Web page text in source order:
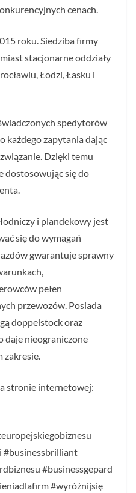
cenach.
roku. Siedziba firmy
stacjonarne oddziały
Łodzi, Łasku i
spedytorów
każdego zapytania dając
Dzięki temu
dostosowując się do
i plandekowy jest
się do wymagań
gwarantuje sprawny
pełen
przewozów. Posiada
doppelstock oraz
daje nieograniczone
zakresie.
stronie internetowej:
#businessbrilliant
#businessgepard
#wyróżnijsię